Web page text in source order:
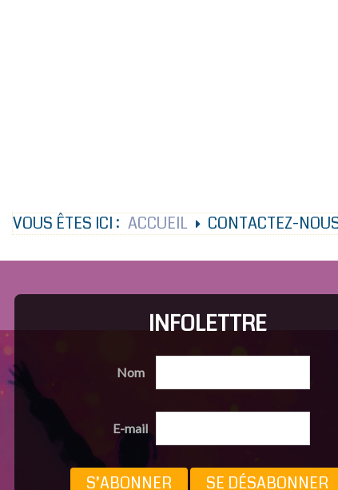
VOUS ÊTES ICI : ACCUEIL CONTACTEZ-
INFOLETTRE
Nom
E-mail
S’ABONNER SE DÉSABONNER